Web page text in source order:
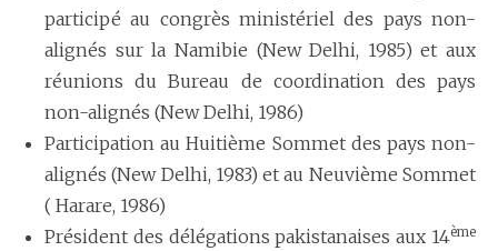
participé au congrès ministériel des pays non-
alignés sur la Namibie (New Delhi, 1985) et aux
réunions du Bureau de coordination des pays
non-alignés (New Delhi, 1986)
Participation au Huitième Sommet des pays non-
alignés (New Delhi, 1983) et au Neuvième Sommet
( Harare, 1986)
Président des délégations pakistanaises aux 14ème